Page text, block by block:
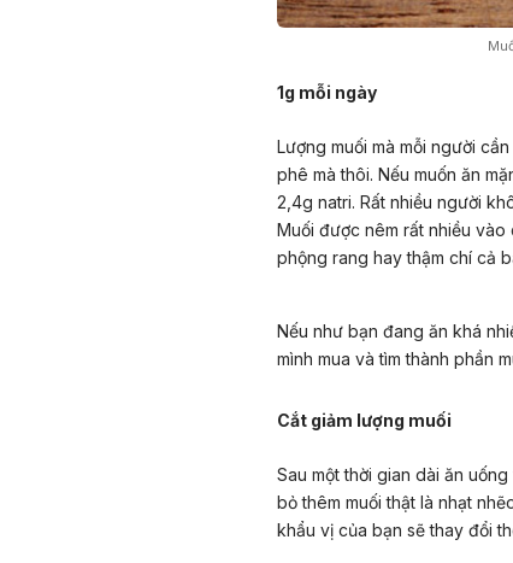
1g mỗi ngày
Lượng muối mà mỗi người
phê mà thôi. Nếu muốn ăn
2,4g natri. Rất nhiều người
Muối được nêm rất nhiều
phộng rang hay thậm chí cả
Nếu như bạn đang ăn khá
mình mua và tìm thành phần
Cắt giảm lượng muối
Sau một thời gian dài ăn
bỏ thêm muối thật là nhạt
khẩu vị của bạn sẽ thay đổi